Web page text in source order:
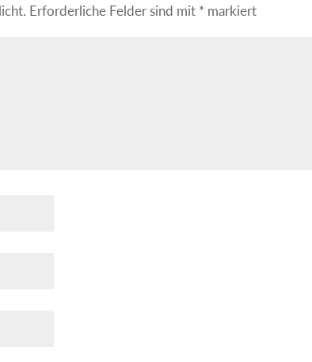
Erforderliche Felder sind mit * markiert